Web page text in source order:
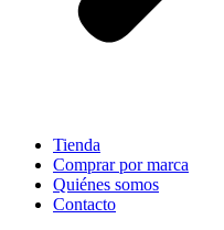
Tienda
Comprar por marca
Quiénes somos
Contacto